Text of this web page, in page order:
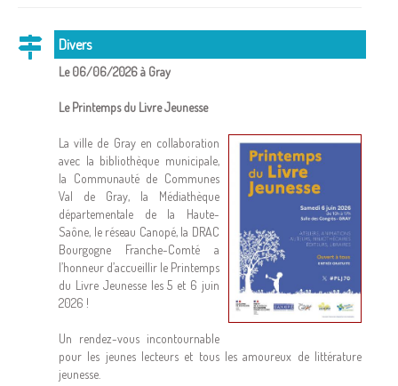
Divers
Le 06/06/2026 à Gray
Le Printemps du Livre Jeunesse
La ville de Gray en collaboration
avec la bibliothèque municipale,
la Communauté de Communes
Val de Gray, la Médiathèque
départementale de la Haute-
Saône, le réseau Canopé, la DRAC
Bourgogne Franche-Comté a
l’honneur d’accueillir le Printemps
du Livre Jeunesse les 5 et 6 juin
2026 !
Un rendez-vous incontournable
pour les jeunes lecteurs et tous les amoureux de littérature
jeunesse.